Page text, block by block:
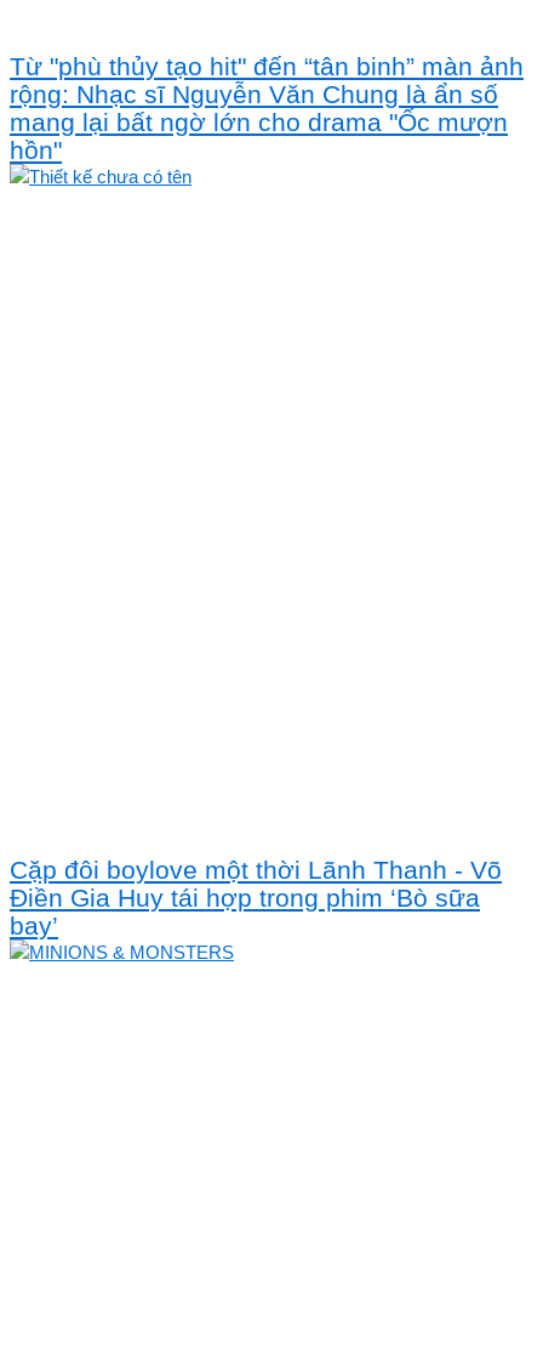
Từ "phù thủy tạo hit" đến “tân binh” màn ảnh
rộng: Nhạc sĩ Nguyễn Văn Chung là ẩn số
mang lại bất ngờ lớn cho drama "Ốc mượn
hồn"
Cặp đôi boylove một thời Lãnh Thanh - Võ
Điền Gia Huy tái hợp trong phim ‘Bò sữa
bay’